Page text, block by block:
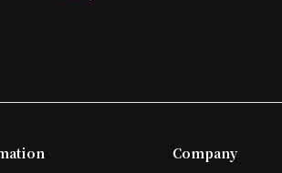
Company